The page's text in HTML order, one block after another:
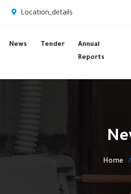
Location_details
News Tender
Annual
Reports
Home